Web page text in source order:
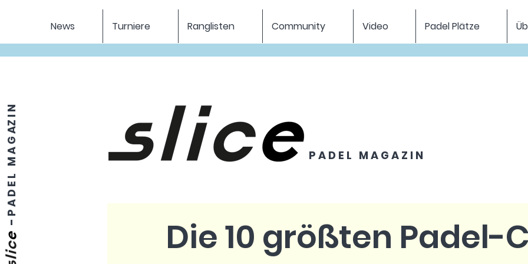
-
P A D E L M A G AZ I N
News Turniere Ranglisten Community Video Padel Plätze
P A D E L M A G A Z I N
Die 10 größten Padel-